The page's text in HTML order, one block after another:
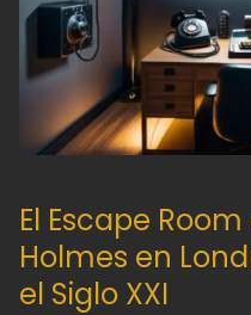
El Escape
Holmes en
el Siglo XXI